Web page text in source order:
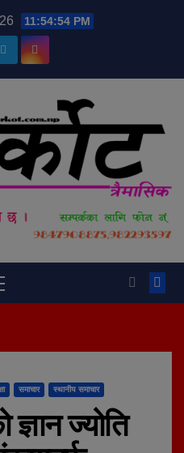
11:54:55 PM
समाचार स्थानीय समाचार
ज्योति
modal-check